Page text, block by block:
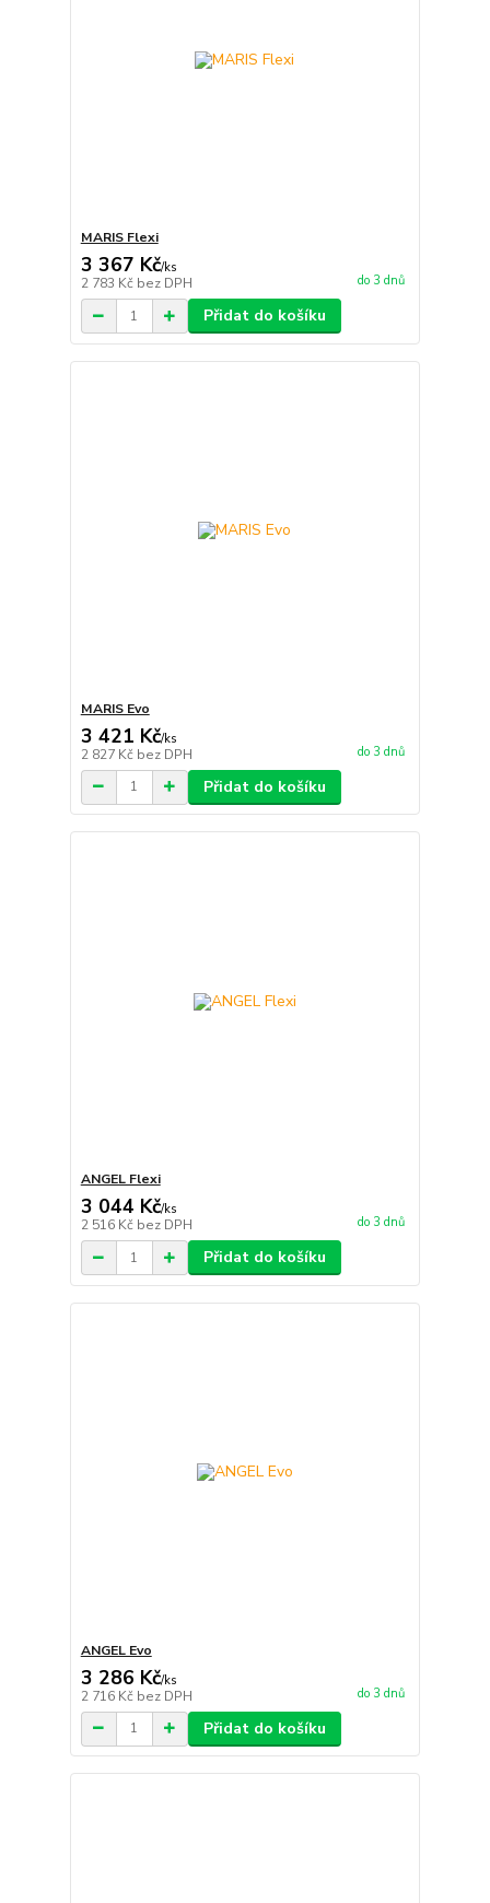
MARIS Flexi
3 367 Kč/ks
2 783 Kč bez DPH do 3 dnů
Přidat do košíku
MARIS Evo
3 421 Kč/ks
2 827 Kč bez DPH do 3 dnů
Přidat do košíku
ANGEL Flexi
3 044 Kč/ks
2 516 Kč bez DPH do 3 dnů
Přidat do košíku
ANGEL Evo
3 286 Kč/ks
2 716 Kč bez DPH do 3 dnů
Přidat do košíku